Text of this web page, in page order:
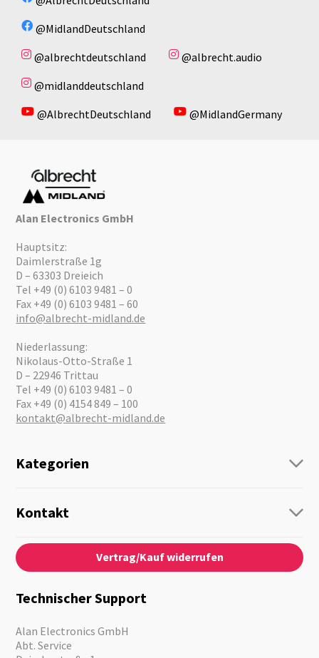
@MidlandDeutschland
@albrechtdeutschland
@albrecht.audio
@midlanddeutschland
@AlbrechtDeutschland
@MidlandGermany
Alan Electronics GmbH
Hauptsitz:
Daimlerstraße 1g
D – 63303 Dreieich
Tel +49 (0) 6103 9481 – 0
Fax +49 (0) 6103 9481 – 60
info@albrecht-midland.de
Niederlassung:
Nikolaus-Otto-Straße 1
D – 22946 Trittau
Tel +49 (0) 6103 9481 – 0
Fax +49 (0) 4154 849 – 100
kontakt@albrecht-midland.de
Kategorien
Personenführung
Audio
Notfallvorsorge
Motorrad
Angebote
Kontakt
Kontaktformular
Über Uns
News
Karriere
Kataloge
Vertrag/Kauf widerrufen
Technischer Support
Alan Electronics GmbH
Abt. Service